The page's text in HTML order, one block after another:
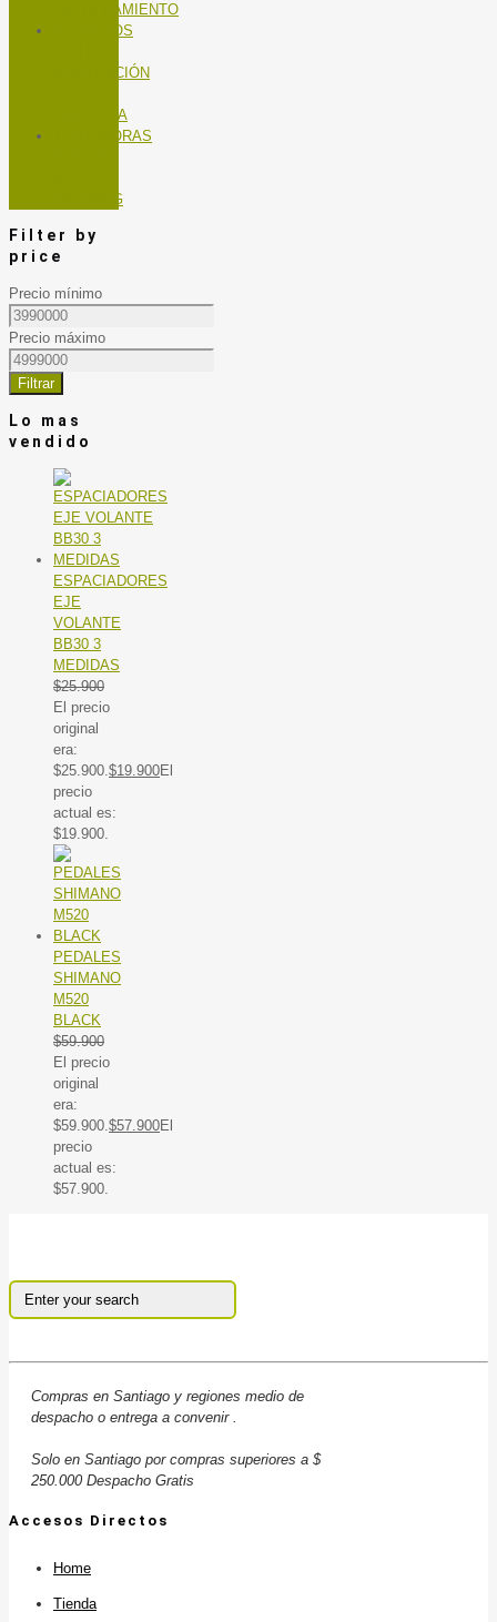
ENTRENAMIENTO
SERVICIOS
MANTENCIÓN
BICICLETA
TROTADORAS
SPINNING
Filter by
price
Precio mínimo
Precio máximo
Filtrar
Lo mas
vendido
ESPACIADORES
EJE
VOLANTE
BB30 3
MEDIDAS
$25.900
El precio
original
era:
$25.900.$19.900El
precio
actual es:
$19.900.
PEDALES
SHIMANO
M520
BLACK
$59.900
El precio
original
era:
$59.900.$57.900El
precio
actual es:
$57.900.
Compras en Santiago y regiones medio de
despacho o entrega a convenir .
Solo en Santiago por compras superiores a $
250.000 Despacho Gratis
Accesos Directos
Home
Tienda